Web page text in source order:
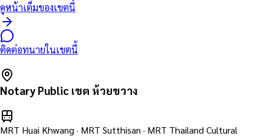
ดูหน้าเต็มของเขตนี้
ติดต่อทนายในเขตนี้
Notary Public เขต ห้วยขวาง
MRT Huai Khwang · MRT Sutthisan · MRT Thailand Cultural